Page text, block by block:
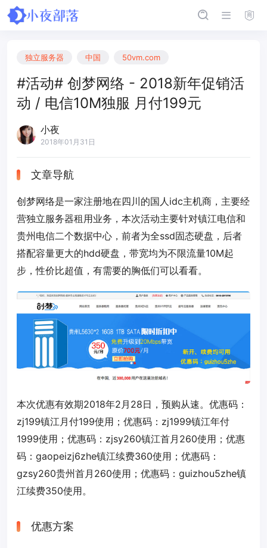
独立服务器 中国 50vm.com
#活动# 创梦网络 - 2018新年促销活
动 / 电信10M独服 月付199元
小夜
2018年01月31日
文章导航
创梦网络是一家注册地在四川的国人idc主机商，主要经
营独立服务器租用业务，本次活动主要针对镇江电信和
贵州电信二个数据中心，前者为全ssd固态硬盘，后者
搭配容量更大的hdd硬盘，带宽均为不限流量10M起
步，性价比超值，有需要的胸低们可以看看。
本次优惠有效期2018年2月28日，预购从速。优惠码：
zj199镇江月付199使用；优惠码： zj1999镇江年付
1999使用；优惠码： zjsy260镇江首月260使用；优惠
码： gaopeizj6zhe镇江续费360使用；优惠码：
gzsy260贵州首月260使用；优惠码： guizhou5zhe镇
江续费350使用。
优惠方案